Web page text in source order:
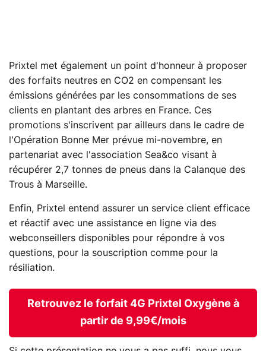
Prixtel met également un point d'honneur à proposer
des forfaits neutres en CO2 en compensant les
émissions générées par les consommations de ses
clients en plantant des arbres en France. Ces
promotions s'inscrivent par ailleurs dans le cadre de
l'Opération Bonne Mer prévue mi-novembre, en
partenariat avec l'association Sea&co visant à
récupérer 2,7 tonnes de pneus dans la Calanque des
Trous à Marseille.
Enfin, Prixtel entend assurer un service client efficace
et réactif avec une assistance en ligne via des
webconseillers disponibles pour répondre à vos
questions, pour la souscription comme pour la
résiliation.
Retrouvez le forfait 4G Prixtel Oxygène à
partir de 9,99€/mois